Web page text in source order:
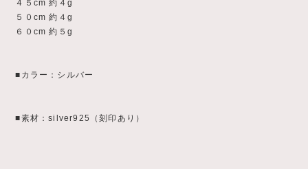
４５cm 約４g
５０cm 約４g
６０cm 約５g
■カラー：シルバー
■素材：silver925（刻印あり）